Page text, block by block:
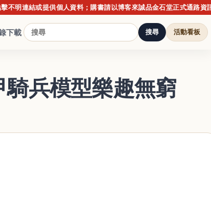
或提供個人資料；購書請以博客來誠品金石堂正式通路資訊為準。
下載 搜尋 活動看板
兵模型樂趣無窮